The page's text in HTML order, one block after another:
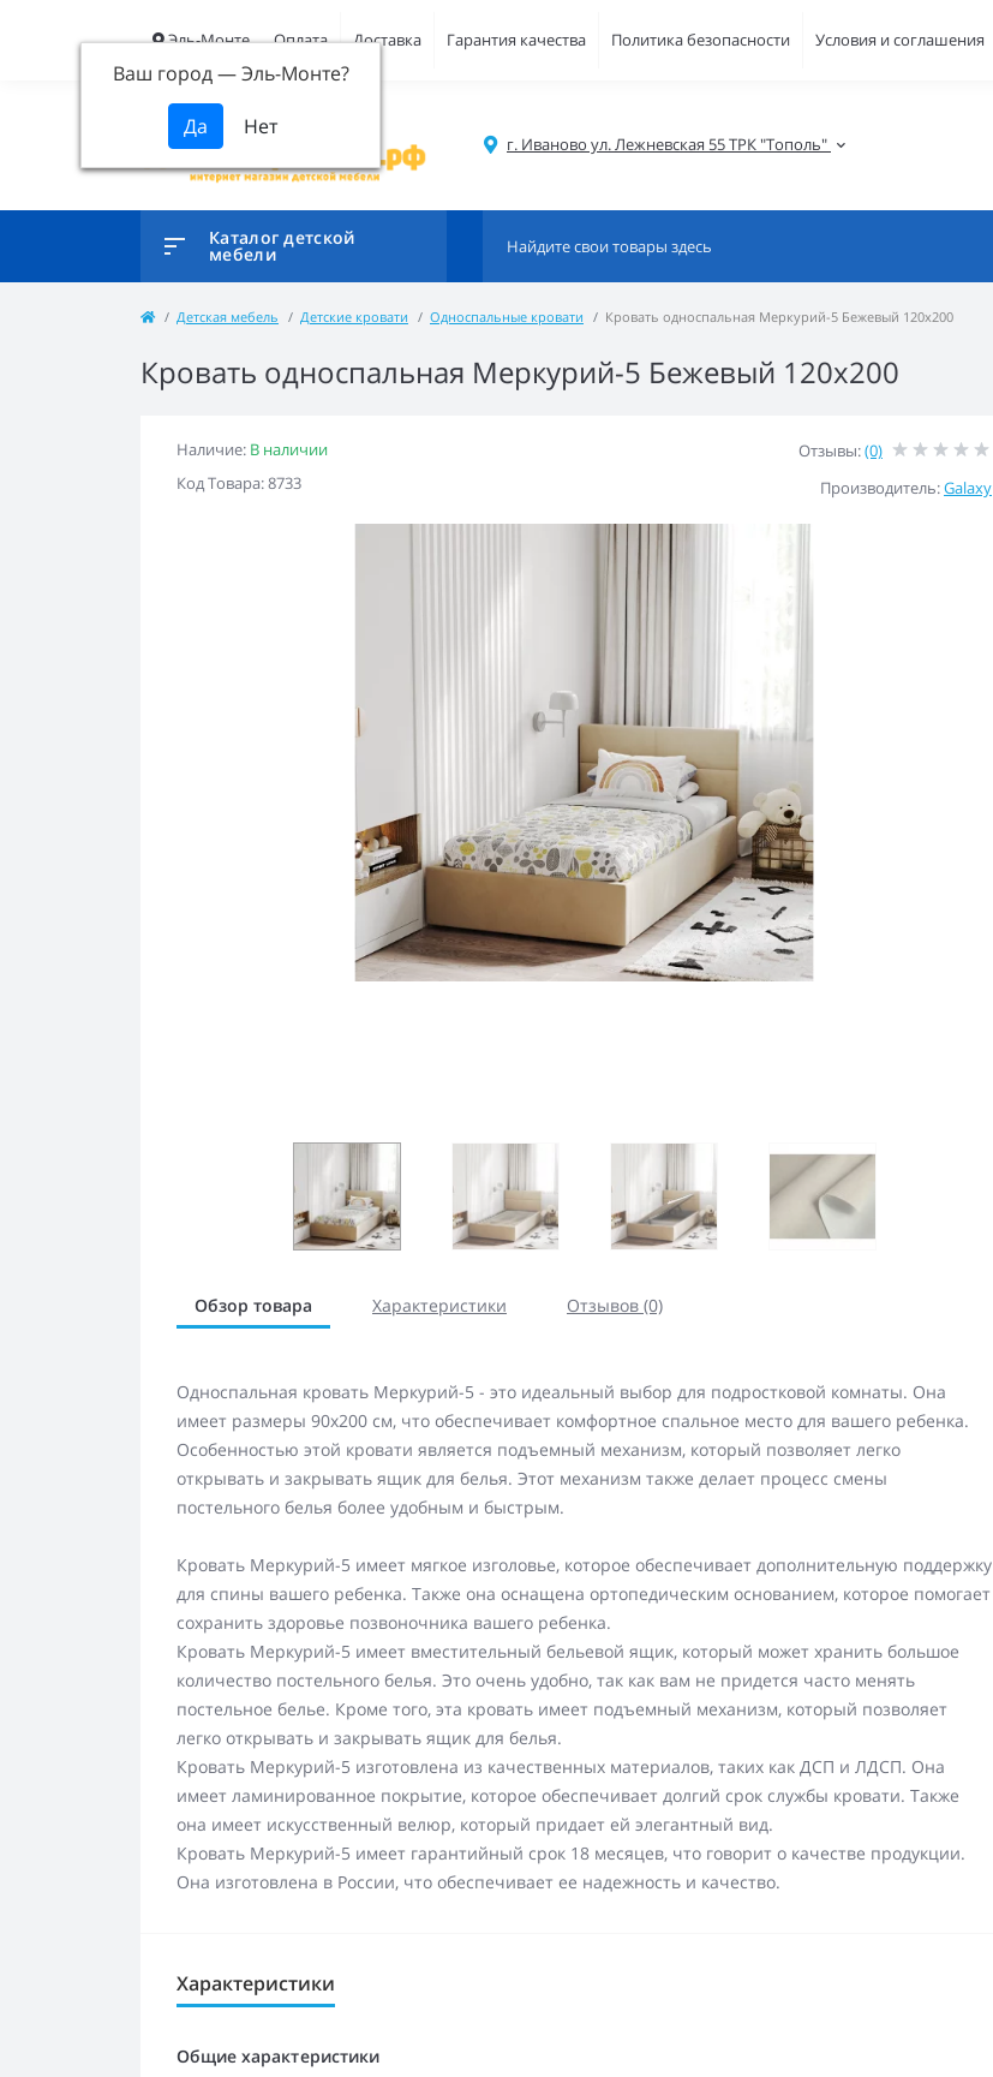
Эль-Монте
Ваш город —Эль-Монте?
Оплата Доставка Гарантия качества Политика безопасности Условия и соглашения
г. Иваново ул. Лежневская 55 ТРК "Тополь"
Каталог детской
мебели
Детская мебель Детские кровати Односпальные кровати Кровать односпальная Меркурий-5 Бежевый 120х200
Кровать односпальная Меркурий-5 Бежевый 120х200
Наличие: В наличии
Код Товара: 8733
Отзывы:(0)
Производитель:Galaxy
Обзор товара Характеристики Отзывов (0)
Односпальная кровать Меркурий-5 - это идеальный выбор для подростковой комнаты. Она
имеет размеры 90х200 см, что обеспечивает комфортное спальное место для вашего ребенка.
Особенностью этой кровати является подъемный механизм, который позволяет легко
открывать и закрывать ящик для белья. Этот механизм также делает процесс смены
постельного белья более удобным и быстрым.
Кровать Меркурий-5 имеет мягкое изголовье, которое обеспечивает дополнительную поддержку
для спины вашего ребенка. Также она оснащена ортопедическим основанием, которое помогает
сохранить здоровье позвоночника вашего ребенка.
Кровать Меркурий-5 имеет вместительный бельевой ящик, который может хранить большое
количество постельного белья. Это очень удобно, так как вам не придется часто менять
постельное белье. Кроме того, эта кровать имеет подъемный механизм, который позволяет
легко открывать и закрывать ящик для белья.
Кровать Меркурий-5 изготовлена из качественных материалов, таких как ДСП и ЛДСП. Она
имеет ламинированное покрытие, которое обеспечивает долгий срок службы кровати. Также
она имеет искусственный велюр, который придает ей элегантный вид.
Кровать Меркурий-5 имеет гарантийный срок 18 месяцев, что говорит о качестве продукции.
Она изготовлена в России, что обеспечивает ее надежность и качество.
Характеристики
Общие характеристики